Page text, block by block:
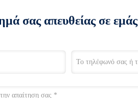
σας απευθείας σε εμάς